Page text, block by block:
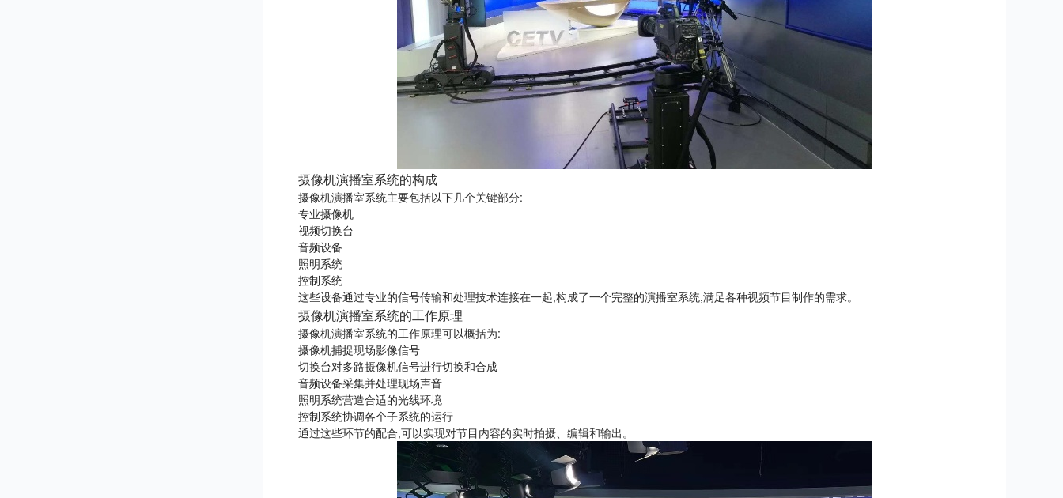
摄像机演播室系统的构成
摄像机演播室系统主要包括以下几个关键部分:
专业摄像机
视频切换台
音频设备
照明系统
控制系统
这些设备通过专业的信号传输和处理技术连接在一起,构成了一个完整的演播室系统,满足各种视频节目制作的需求。
摄像机演播室系统的工作原理
摄像机演播室系统的工作原理可以概括为:
摄像机捕捉现场影像信号
切换台对多路摄像机信号进行切换和合成
音频设备采集并处理现场声音
照明系统营造合适的光线环境
控制系统协调各个子系统的运行
通过这些环节的配合,可以实现对节目内容的实时拍摄、编辑和输出。